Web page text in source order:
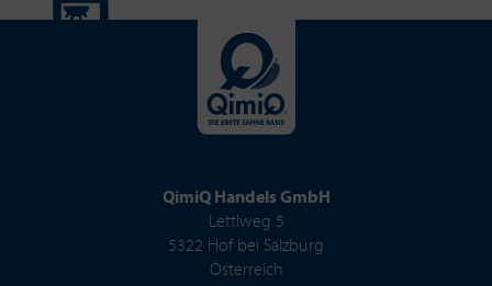
QimiQ Handels GmbH
Lettlweg 5
5322 Hof bei Salzburg
Österreich